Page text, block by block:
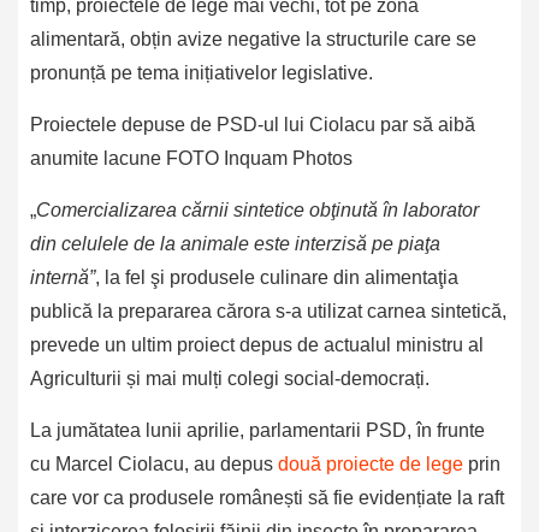
timp, proiectele de lege mai vechi, tot pe zona
alimentară, obțin avize negative la structurile care se
pronunță pe tema inițiativelor legislative.
Proiectele depuse de PSD-ul lui Ciolacu par să aibă
anumite lacune FOTO Inquam Photos
„Comercializarea cărnii sintetice obţinută în laborator
din celulele de la animale este interzisă pe piaţa
internă”, la fel şi produsele culinare din alimentaţia
publică la prepararea cărora s-a utilizat carnea sintetică,
prevede un ultim proiect depus de actualul ministru al
Agriculturii și mai mulți colegi social-democrați.
La jumătatea lunii aprilie, parlamentarii PSD, în frunte
cu Marcel Ciolacu, au depus două proiecte de lege prin
care vor ca produsele românești să fie evidențiate la raft